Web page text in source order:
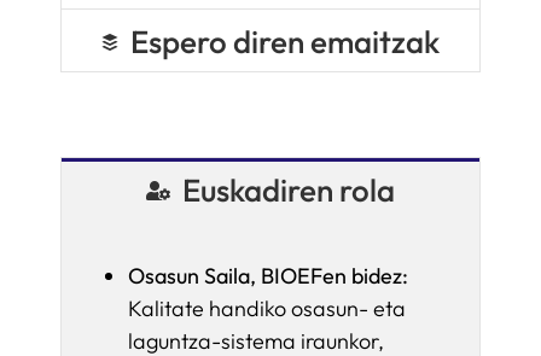
Espero diren emaitzak
Euskadiren rola
Osasun Saila, BIOEFen bidez:
Kalitate handiko osasun- eta
laguntza-sistema iraunkor,